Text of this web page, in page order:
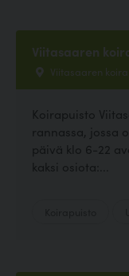
Viitasaaren
Viitasaaren
Koirapuisto
rannassa, jossa
päivä klo 6-22
kaksi osiota:...